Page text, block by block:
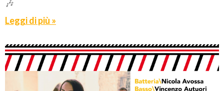
🎶
Leggi di più »